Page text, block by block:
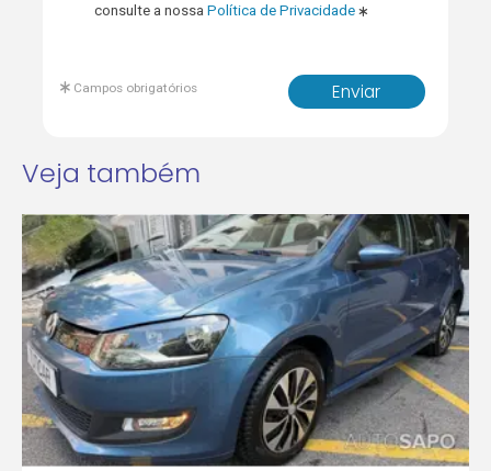
consulte a nossaPolítica de Privacidade
Enviar
Campos obrigatórios
Veja também